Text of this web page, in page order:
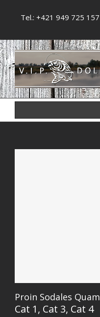
Tel.: +421 949 725 157
Proin Sodales Quam
Cat 1, Cat 3, Cat 4